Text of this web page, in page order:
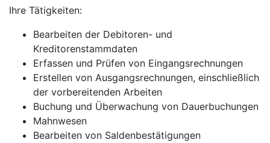
Ihre Tätigkeiten:
Bearbeiten der Debitoren- und
Kreditorenstammdaten
Erfassen und Prüfen von Eingangsrechnungen
Erstellen von Ausgangsrechnungen, einschließlich
der vorbereitenden Arbeiten
Buchung und Überwachung von Dauerbuchungen
Mahnwesen
Bearbeiten von Saldenbestätigungen